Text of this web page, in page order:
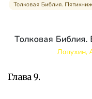
Толковая Библия.
Толковая Библия.
Лопухин,
Глава 9.